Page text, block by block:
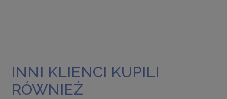
INNI KLIENCI KUPILI
RÓWNIEŻ